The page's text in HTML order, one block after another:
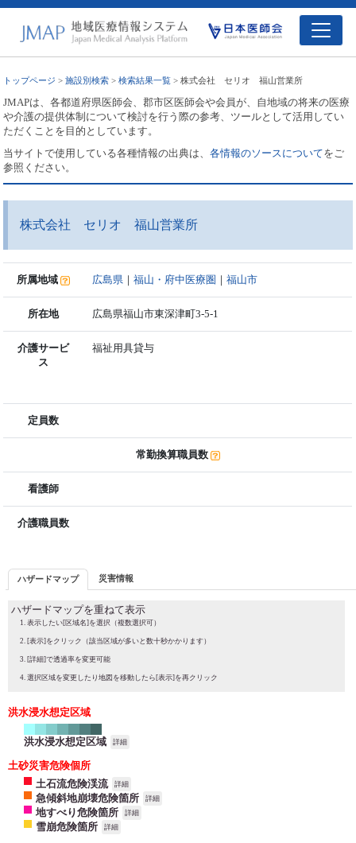
トップページ >施設別検索 >検索結果一覧 > 株式会社 セリオ 福山営業所
JMAPは、各都道府県医師会、郡市区医師会や会員が、自地域の将来の医療
や介護の提供体制について検討を行う際の参考、ツールとして活用してい
ただくことを目的としています。
当サイトで使用している各種情報の出典は、各情報のソースについてをご
参照ください。
株式会社 セリオ 福山営業所
所属地域 広島県 ｜福山・府中医療圏 ｜福山市
所在地 広島県福山市東深津町3-5-1
介護サービ
ス
福祉用具貸与
定員数
常勤換算職員数
看護師
介護職員数
ハザードマップ 災害情報
ハザードマップを重ねて表示
表示したい[区域名]を選択（複数選択可）
[表示]をクリック（該当区域が多いと数十秒かかります）
[詳細]で透過率を変更可能
選択区域を変更したり地図を移動したら[表示]を再クリック
洪水浸水想定区域
洪水浸水想定区域 詳細
土砂災害危険個所
土石流危険渓流
詳細
急傾斜地崩壊危険箇所 詳細
地すべり危険箇所 詳細
雪崩危険箇所 詳細